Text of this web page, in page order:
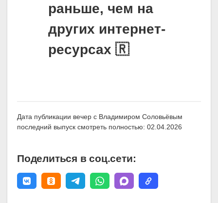
раньше, чем на
других интернет-
ресурсах 🇷
Дата публикации вечер с Владимиром Соловьёвым
последний выпуск смотреть полностью: 02.04.2026
Поделиться в соц.сети: